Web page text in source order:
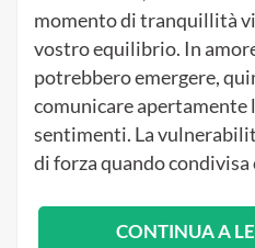
momento di tranquillità
vostro equilibrio. In
potrebbero emergere,
comunicare apertamente
sentimenti. La
di forza quando condivisa
CONTINUA A